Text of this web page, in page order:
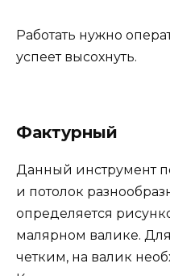
Работать нужно
успеет высохнуть.
Фактурный
Данный инструмент
и потолок
определяется
малярном валике.
четким, на валик